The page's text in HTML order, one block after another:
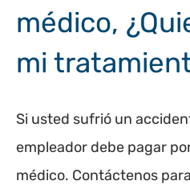
médico,
mi
Si usted sufrió un
empleador debe pagar
médico. Contáctenos